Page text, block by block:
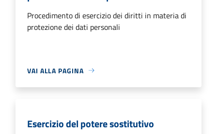
Procedimento di esercizio dei diritti in materia di
protezione dei dati personali
VAI ALLA PAGINA
Esercizio del potere sostitutivo